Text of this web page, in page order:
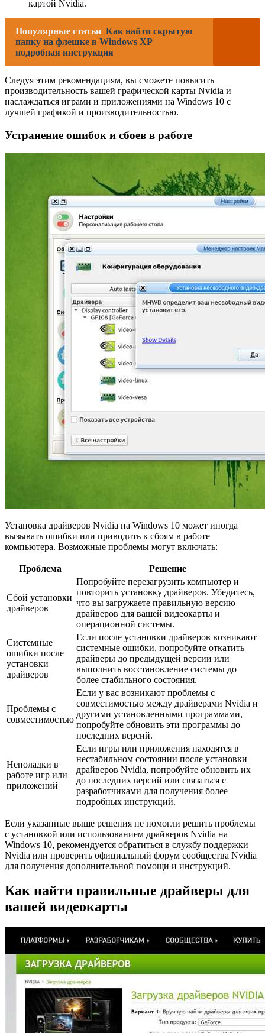
картой Nvidia.
Популярные статьи Как найти скрытую
папку на флешке в Windows XP
подробная инструкция
Следуя этим рекомендациям, вы сможете повысить
производительность вашей графической карты Nvidia и
наслаждаться играми и приложениями на Windows 10 с
лучшей графикой и производительностью.
Устранение ошибок и сбоев в работе
Установка драйверов Nvidia на Windows 10 может иногда
вызывать ошибки или приводить к сбоям в работе
компьютера. Возможные проблемы могут включать:
Проблема Решение
Сбой установки
драйверов
Попробуйте перезагрузить компьютер и
повторить установку драйверов. Убедитесь,
что вы загружаете правильную версию
драйверов для вашей видеокарты и
операционной системы.
Системные
ошибки после
установки
драйверов
Если после установки драйверов возникают
системные ошибки, попробуйте откатить
драйверы до предыдущей версии или
выполнить восстановление системы до
более стабильного состояния.
Проблемы с
совместимостью
Если у вас возникают проблемы с
совместимостью между драйверами Nvidia и
другими установленными программами,
попробуйте обновить эти программы до
последних версий.
Неполадки в
работе игр или
приложений
Если игры или приложения находятся в
нестабильном состоянии после установки
драйверов Nvidia, попробуйте обновить их
до последних версий или связаться с
разработчиками для получения более
подробных инструкций.
Если указанные выше решения не помогли решить проблемы
с установкой или использованием драйверов Nvidia на
Windows 10, рекомендуется обратиться в службу поддержки
Nvidia или проверить официальный форум сообщества Nvidia
для получения дополнительной помощи и инструкций.
Как найти правильные драйверы для
вашей видеокарты